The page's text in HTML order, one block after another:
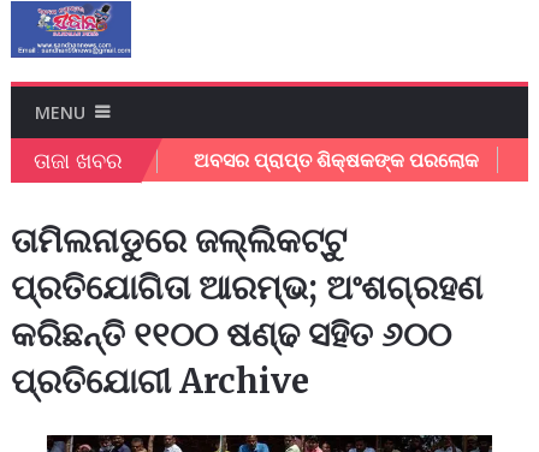
MENU
ତାଜା ଖବର
ଅନୁଷ୍ଠିତ ଅବସର ପ୍ରାପ୍ତ ଶିକ୍ଷକଙ୍କ ପରଲୋକ
ତାମିଲନାଡୁରେ ଜଲ୍ଲିକଟ୍ଟୁ
ପ୍ରତିଯୋଗିତା ଆରମ୍ଭ; ଅଂଶଗ୍ରହଣ
କରିଛନ୍ତି ୧୧୦୦ ଷଣ୍ଢ ସହିତ ୬୦୦
ପ୍ରତିଯୋଗୀ Archive